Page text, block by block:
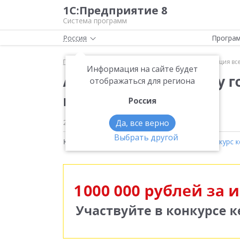
1С:Предприятие 8
Система программ
Россия
Информация на сайте будет
отображаться для региона
Россия
Да, все верно
Выбрать другой
Главная Автоматизация
Автоматизация всему
пекарней
27 ноября 2020 2342
Кейсы на тему:Реальная автоматизация Конкурс